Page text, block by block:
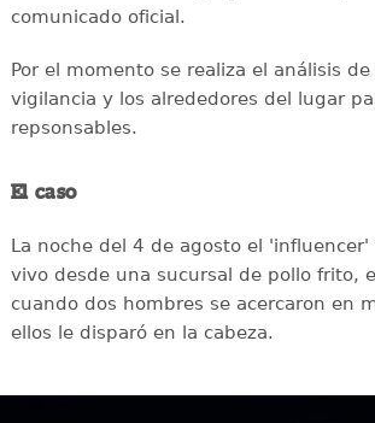
comunicado oficial.
Por el momento se realiza el análisis
vigilancia y los alrededores del lugar
repsonsables.
El caso
La noche del 4 de agosto el
vivo desde una sucursal de pollo frito,
cuando dos hombres se acercaron en
ellos le disparó en la cabeza.